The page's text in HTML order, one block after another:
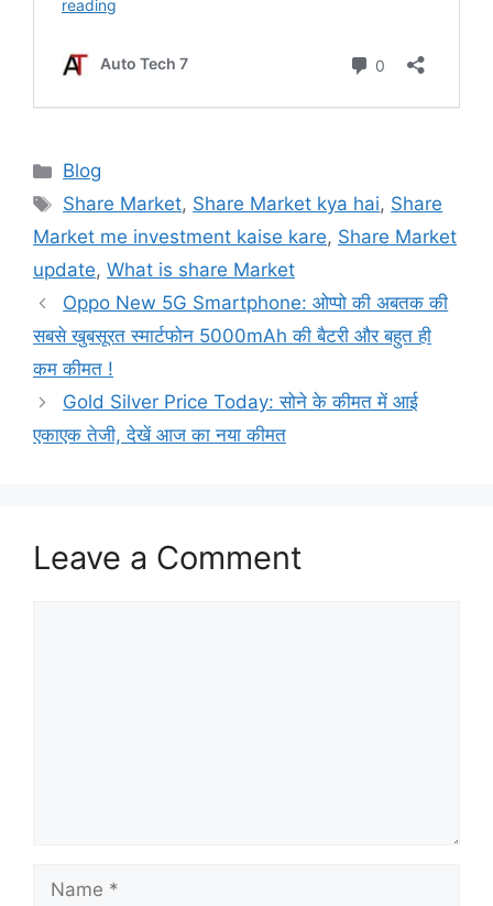
Categories
Blog
Tags
Share Market, Share Market kya hai, Share
Market me investment kaise kare, Share Market
update, What is share Market
Oppo New 5G Smartphone: ओप्पो की अबतक की
सबसे खुबसूरत स्मार्टफोन 5000mAh की बैटरी और बहुत ही
कम कीमत !
Gold Silver Price Today: सोने के कीमत में आई
एकाएक तेजी, देखें आज का नया कीमत
Leave a Comment
Name